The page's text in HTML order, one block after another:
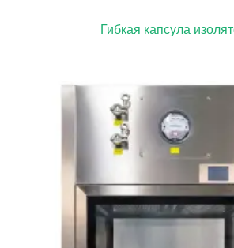
Гибкая капсула